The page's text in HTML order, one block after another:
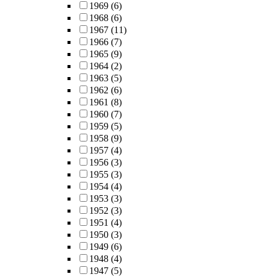
1969 (6)
1968 (6)
1967 (11)
1966 (7)
1965 (9)
1964 (2)
1963 (5)
1962 (6)
1961 (8)
1960 (7)
1959 (5)
1958 (9)
1957 (4)
1956 (3)
1955 (3)
1954 (4)
1953 (3)
1952 (3)
1951 (4)
1950 (3)
1949 (6)
1948 (4)
1947 (5)